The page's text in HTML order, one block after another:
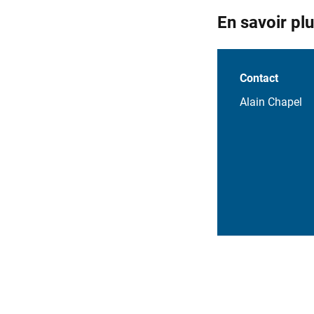
En savoir
Contact
​Alain Chapel